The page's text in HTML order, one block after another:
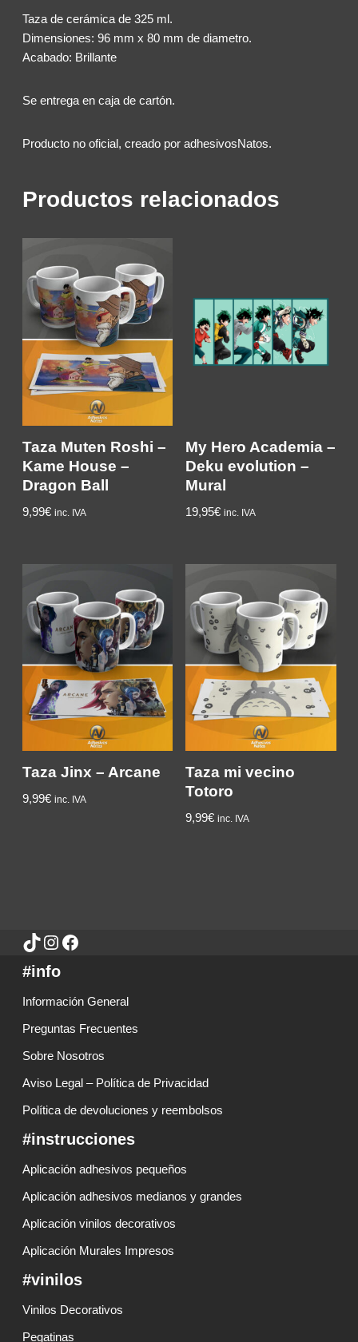
Taza de cerámica de 325 ml.
Dimensiones: 96 mm x 80 mm de diametro.
Acabado: Brillante
Se entrega en caja de cartón.
Producto no oficial, creado por adhesivosNatos.
Productos relacionados
Taza Muten Roshi –
Kame House –
Dragon Ball
9,99€ inc. IVA
My Hero Academia –
Deku evolution –
Mural
19,95€ inc. IVA
Taza Jinx – Arcane
9,99€ inc. IVA
Taza mi vecino
Totoro
9,99€ inc. IVA
#info
Información General
Preguntas Frecuentes
Sobre Nosotros
Aviso Legal – Política de Privacidad
Política de devoluciones y reembolsos
#instrucciones
Aplicación adhesivos pequeños
Aplicación adhesivos medianos y grandes
Aplicación vinilos decorativos
Aplicación Murales Impresos
#vinilos
Vinilos Decorativos
Pegatinas